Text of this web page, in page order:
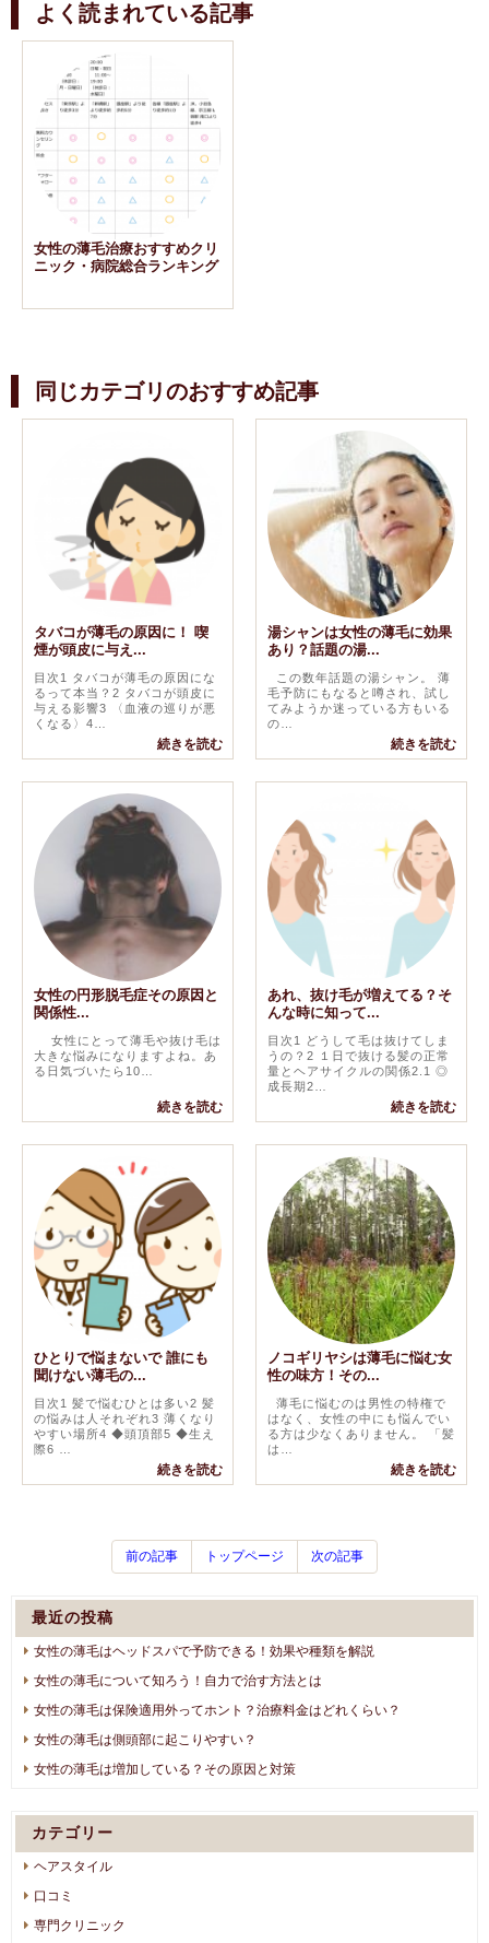
よく読まれている記事
女性の薄毛治療おすすめクリ
ニック・病院総合ランキング
同じカテゴリのおすすめ記事
タバコが薄毛の原因に！ 喫
煙が頭皮に与え...
目次1 タバコが薄毛の原因にな
るって本当？2 タバコが頭皮に
与える影響3 〈血液の巡りが悪
くなる〉4…
続きを読む
湯シャンは女性の薄毛に効果
あり？話題の湯...
この数年話題の湯シャン。 薄
毛予防にもなると噂され、試し
てみようか迷っている方もいる
の…
続きを読む
女性の円形脱毛症その原因と
関係性...
女性にとって薄毛や抜け毛は
大きな悩みになりますよね。あ
る日気づいたら10…
続きを読む
あれ、抜け毛が増えてる？そ
んな時に知って...
目次1 どうして毛は抜けてしま
うの？2 １日で抜ける髪の正常
量とヘアサイクルの関係2.1 ◎
成長期2…
続きを読む
ひとりで悩まないで 誰にも
聞けない薄毛の...
目次1 髪で悩むひとは多い2 髪
の悩みは人それぞれ3 薄くなり
やすい場所4 ◆頭頂部5 ◆生え
際6 …
続きを読む
ノコギリヤシは薄毛に悩む女
性の味方！その...
薄毛に悩むのは男性の特権で
はなく、女性の中にも悩んでい
る方は少なくありません。 「髪
は…
続きを読む
前の記事 トップページ 次の記事
最近の投稿
女性の薄毛はヘッドスパで予防できる！効果や種類を解説
女性の薄毛について知ろう！自力で治す方法とは
女性の薄毛は保険適用外ってホント？治療料金はどれくらい？
女性の薄毛は側頭部に起こりやすい？
女性の薄毛は増加している？その原因と対策
カテゴリー
ヘアスタイル
口コミ
専門クリニック